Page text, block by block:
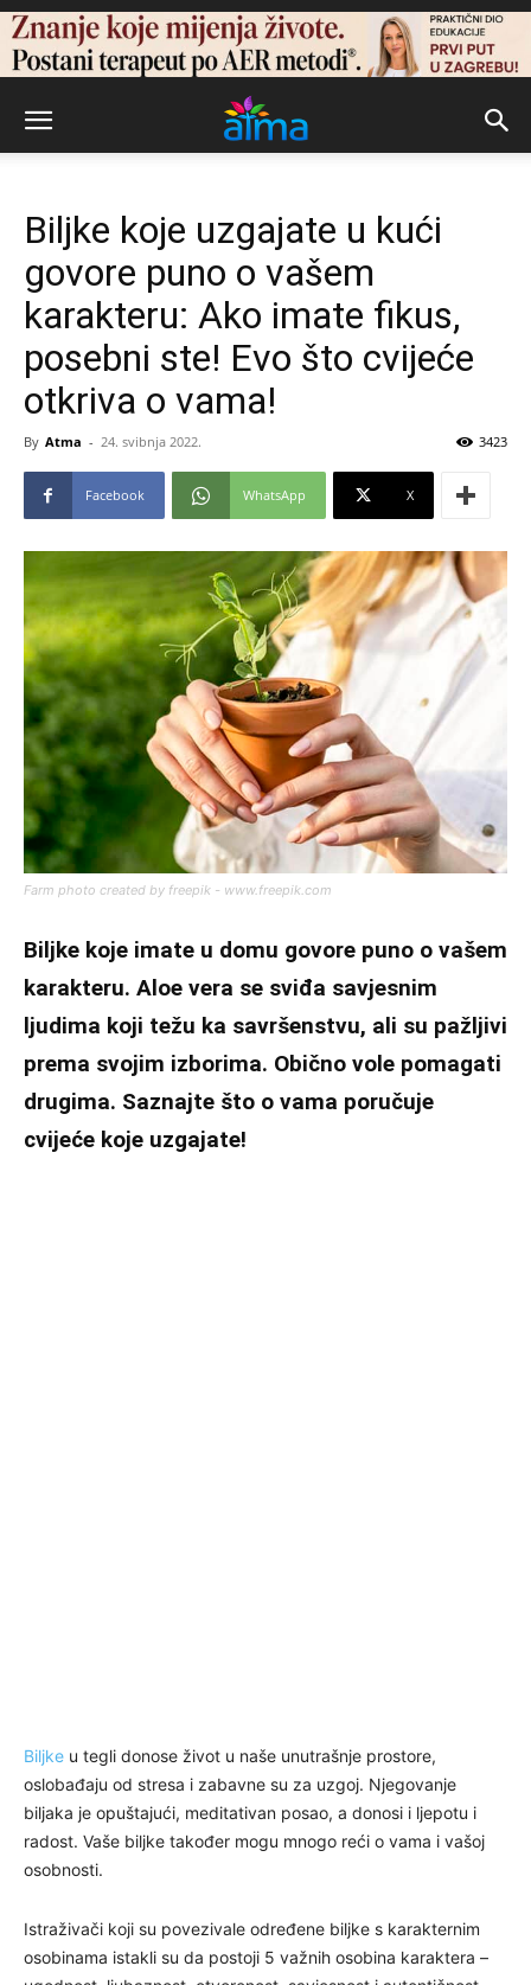
Biljke koje uzgajate u kući
govore puno o vašem
karakteru: Ako imate fikus,
posebni ste! Evo što cvijeće
otkriva o vama!
By Atma - 24. svibnja 2022. 3423
Facebook WhatsApp X
Farm photo created by freepik - www.freepik.com
Biljke koje imate u domu govore puno o vašem
karakteru. Aloe vera se sviđa savjesnim
ljudima koji težu ka savršenstvu, ali su pažljivi
prema svojim izborima. Obično vole pomagati
drugima. Saznajte što o vama poručuje
cvijeće koje uzgajate!
Biljke u tegli donose život u naše unutrašnje prostore,
oslobađaju od stresa i zabavne su za uzgoj. Njegovanje
biljaka je opuštajući, meditativan posao, a donosi i ljepotu i
radost. Vaše biljke također mogu mnogo reći o vama i vašoj
osobnosti.
Istraživači koji su povezivale određene biljke s karakternim
osobinama istakli su da postoji 5 važnih osobina karaktera –